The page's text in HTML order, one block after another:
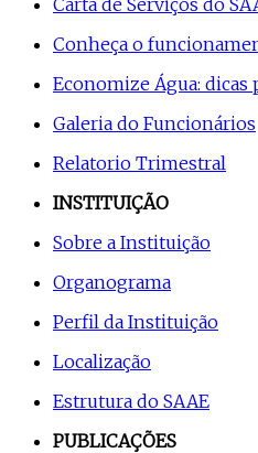
Carta de Serviços do
Conheça o
Economize Água: dicas
Galeria do Funcionários
Relatorio Trimestral
INSTITUIÇÃO
Sobre a Instituição
Organograma
Perfil da Instituição
Localização
Estrutura do SAAE
PUBLICAÇÕES